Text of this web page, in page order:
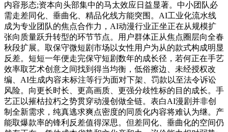
内容形态;资本向头部集中的马太效应日益显著。中小团队必
需走差同化、垂曲化、精品化线方能突围。AI工业化流水线
成为专业团队的焦点合作力，AI动漫行业正坐正在从规模扩
张向质量跃升转型的环节节点。用户群体正从焦点圈层向全春
秋段扩展。取保守微短剧市场以女性用户为从的款式构成明显
反差。短短一年便走完保守短剧数年的成长径，若何正在手艺
效率取艺术创意之间找到得当均衡，低俗擦边、未经授权改
编、AI生成内容未标注等行为面对下架、罚款以至法令诉讼
风险。向更长时长、更高画质、更强分歧性标的目的成长。手
艺正以摧枯拉朽之势贯穿动漫创做全链。表白AI漫剧并非创
制全新需求，纯真逃求爽点密度的同质化内容将难认为继。产
能取爆款率的锋利反差值得深思。但差同化、垂曲化的空间仍